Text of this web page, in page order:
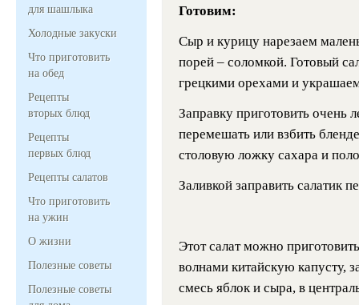
для шашлыка
Холодные закуски
Что приготовить
на обед
Рецепты
вторых блюд
Рецепты
первых блюд
Рецепты салатов
Что приготовить
на ужин
О жизни
Полезные советы
Полезные советы
Готовим:
Сыр и курицу нарезаем
порей – соломкой. Готовый
грецкими орехами и
Заправку приготовить очень
перемешать или взбить
столовую ложку сахара и
Заливкой заправить салатик
Этот салат можно
волнами китайскую капусту,
смесь яблок и сыра, в